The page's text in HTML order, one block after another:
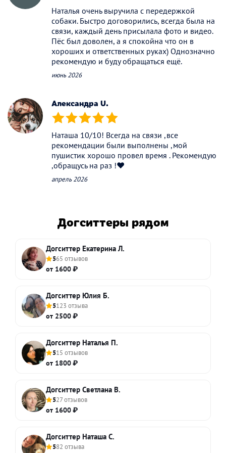
Наталья очень выручила с передержкой
собаки. Быстро договорились, всегда была на
связи, каждый день присылала фото и видео.
Пёс был доволен, а я спокойна что он в
хороших и ответственных руках) Однозначно
рекомендую и буду обращаться ещё.
июнь 2026
Александра U.
(*) (*) (*) (*) (*)
Наташа 10/10! Всегда на связи ,все
рекомендации были выполнены ,мой
пушистик хорошо провел время . Рекомендую
,обращусь на раз !❤️
апрель 2026
Догситтеры рядом
Догситтер Екатерина Л.
565 отзывов
от 1600 ₽
Догситтер Юлия Б.
5123 отзыва
от 2500 ₽
Догситтер Наталья П.
515 отзывов
от 1800 ₽
Догситтер Светлана В.
527 отзывов
от 1600 ₽
Догситтер Наташа С.
582 отзыва